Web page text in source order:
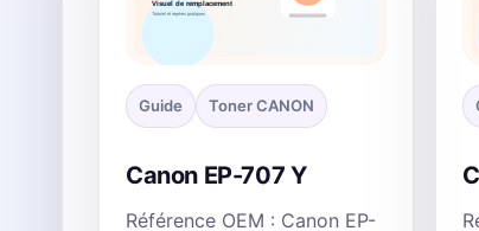
Guide Toner CANON
Canon EP-707 Y
Référence OEM : Canon EP-